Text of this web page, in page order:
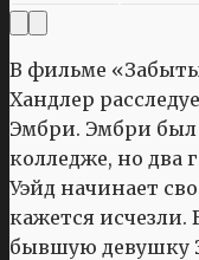
В фильме
Хандлер
Эмбри. Эмбри
колледже, но два
Уэйд начинает
кажется исчезли.
бывшую девушку